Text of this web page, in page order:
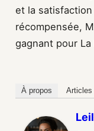
et la
récompensée,
gagnant pour
À propos Articles